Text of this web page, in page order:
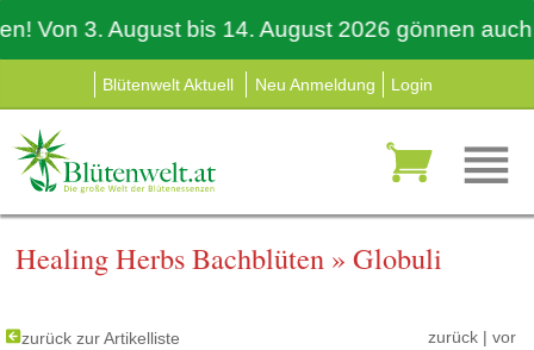
3. August bis 14. August 2026 gönnen auch
Blütenwelt Aktuell Neu Anmeldung Login
Healing Herbs Bachblüten » Globuli
zurück zur Artikelliste zurück | vor